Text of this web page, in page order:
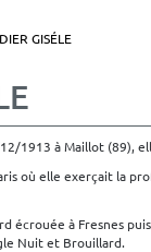
GISÉLE
1913 à Maillot (89),
où elle exerçait la
écrouée à Fresnes
Nuit et Brouillard.